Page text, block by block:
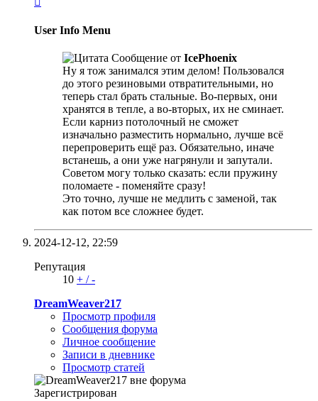
User Info Menu
Сообщение от IcePhoenix
Ну я тож занимался этим делом! Пользовался
до этого резиновыми отвратительными, но
теперь стал брать стальные. Во-первых, они
хранятся в тепле, а во-вторых, их не сминает.
Если карниз потолочный не сможет
изначально разместить нормально, лучше всё
перепроверить ещё раз. Обязательно, иначе
встанешь, а они уже нагрянули и запутали.
Cоветом могу только сказать: если пружину
поломаете - поменяйте сразу!
Это точно, лучше не медлить с заменой, так
как потом все сложнее будет.
2024-12-12, 22:59
Репутация
10 + /-
DreamWeaver217
Просмотр профиля
Сообщения форума
Личное сообщение
Записи в дневнике
Просмотр статей
Зарегистрирован